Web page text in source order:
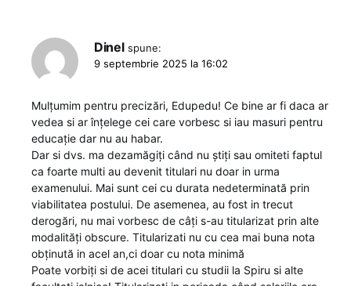
Dinel spune:
9 septembrie 2025 la 16:02
Mulțumim pentru precizări, Edupedu! Ce bine ar fi daca ar
vedea si ar înțelege cei care vorbesc si iau masuri pentru
educație dar nu au habar.
Dar si dvs. ma dezamăgiți când nu știți sau omiteti faptul
ca foarte multi au devenit titulari nu doar in urma
examenului. Mai sunt cei cu durata nedeterminată prin
viabilitatea postului. De asemenea, au fost in trecut
derogări, nu mai vorbesc de câți s-au titularizat prin alte
modalități obscure. Titularizati nu cu cea mai buna nota
obținută in acel an,ci doar cu nota minimă
Poate vorbiți si de acei titulari cu studii la Spiru si alte